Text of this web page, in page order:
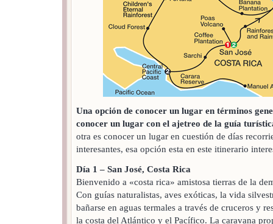
Una opción de conocer un lugar en términos
conocer un lugar con el ajetreo de la guía
otra es conocer un lugar en cuestión de días
interesantes, esa opción esta en este itinerario
Día 1 – San José, Costa Rica
Bienvenido a «costa rica» amistosa tierras de la
Con guías naturalistas, aves exóticas, la vida
bañarse en aguas termales a través de cruceros y
la costa del Atlántico y el Pacífico. La caravana